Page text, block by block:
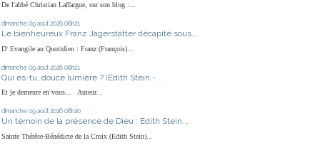
De l'abbé Christian Laffargue, sur son blog :...
dimanche 09 août 2026 08h21
Le bienheureux Franz Jägerstätter décapité sous...
D' Evangile au Quotidien : Franz (François)...
dimanche 09 août 2026 08h21
Qui es-tu, douce lumière ? (Edith Stein -...
Et je demeure en vous... Auteur...
dimanche 09 août 2026 08h20
Un témoin de la présence de Dieu : Edith Stein...
Sainte Thérèse-Bénédicte de la Croix (Edith Stein)...